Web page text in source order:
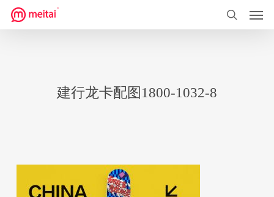
到
搜索
建行龙卡配图1800-1032-8